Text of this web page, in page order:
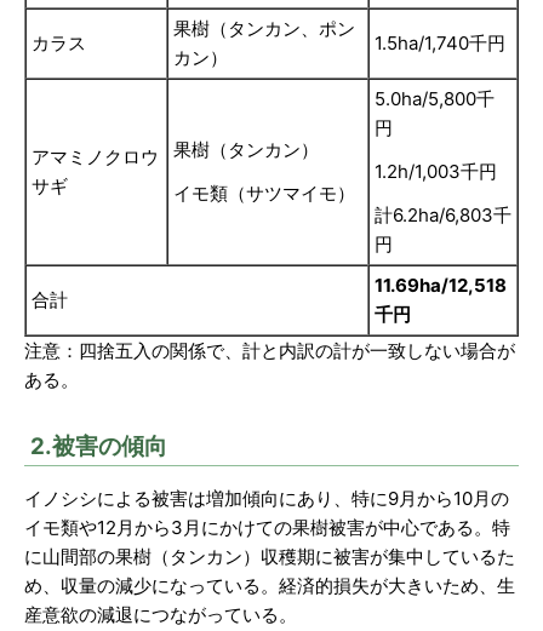
カラス
果樹（タンカン、ポン
カン）
1.5ha/1,740千円
アマミノクロウ
サギ
果樹（タンカン）
イモ類（サツマイモ）
5.0ha/5,800千
円
1.2h/1,003千円
計6.2ha/6,803千
円
合計
11.69ha/12,518
千円
注意：四捨五入の関係で、計と内訳の計が一致しない場合が
ある。
2.被害の傾向
イノシシによる被害は増加傾向にあり、特に9月から10月の
イモ類や12月から3月にかけての果樹被害が中心である。特
に山間部の果樹（タンカン）収穫期に被害が集中しているた
め、収量の減少になっている。経済的損失が大きいため、生
産意欲の減退につながっている。